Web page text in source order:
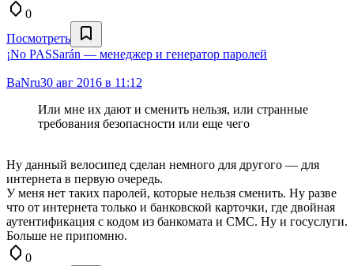
0
Посмотреть
¡No PASSarán — менеджер и генератор паролей
BaNru30 авг 2016 в 11:12
Или мне их дают и сменить нельзя, или странные
требования безопасности или еще чего
Ну данный велосипед сделан немного для другого — для
интернета в первую очередь.
У меня нет таких паролей, которые нельзя сменить. Ну разве
что от интернета только и банковской карточки, где двойная
аутентификация с кодом из банкомата и СМС. Ну и госуслуги.
Больше не припомню.
0